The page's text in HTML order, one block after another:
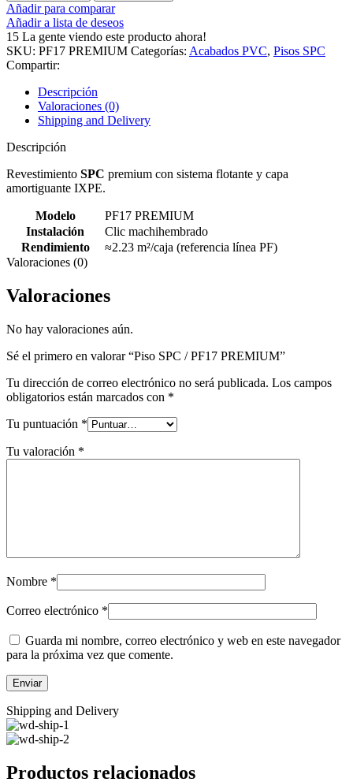
Añadir para comparar
Añadir a lista de deseos
15 La gente viendo este producto ahora!
SKU: PF17 PREMIUM Categorías: Acabados PVC, Pisos SPC
Compartir:
Descripción
Valoraciones (0)
Shipping and Delivery
Descripción
Revestimiento SPC premium con sistema flotante y capa
amortiguante IXPE.
Modelo
PF17 PREMIUM
Instalación
Clic machihembrado
Rendimiento
≈2.23 m²/caja (referencia línea PF)
Valoraciones (0)
Valoraciones
No hay valoraciones aún.
Sé el primero en valorar “Piso SPC / PF17 PREMIUM”
Tu dirección de correo electrónico no será publicada. Los campos
obligatorios están marcados con *
Tu puntuación *
Tu valoración *
Nombre *
Correo electrónico *
Guarda mi nombre, correo electrónico y web en este navegador
para la próxima vez que comente.
Shipping and Delivery
Productos relacionados